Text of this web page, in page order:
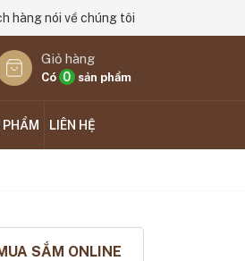
hàng nói về chúng tôi
Giỏ hàng
Có 0 sản phẩm
PHẨM LIÊN HỆ
SẮM ONLINE